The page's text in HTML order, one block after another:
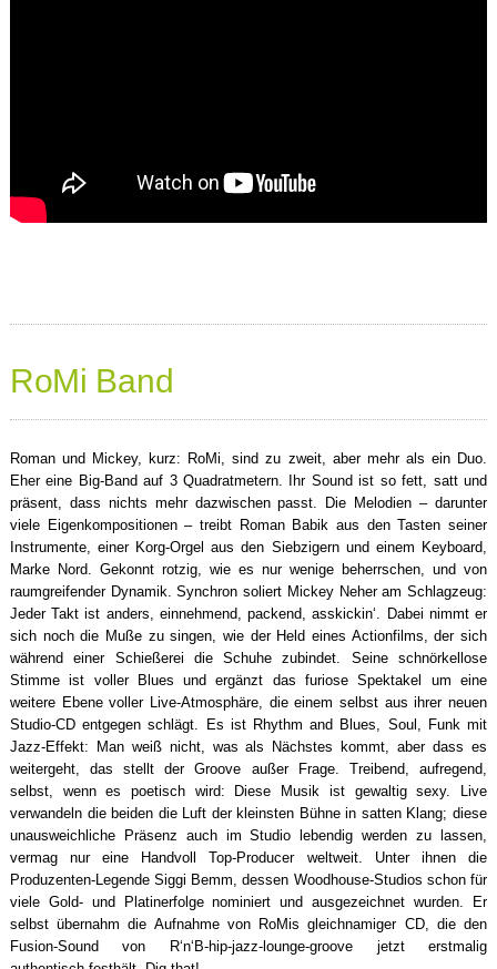
RoMi Band
Roman und Mickey, kurz: RoMi, sind zu zweit, aber mehr als ein Duo.
Eher eine Big-Band auf 3 Quadratmetern. Ihr Sound ist so fett, satt und
präsent, dass nichts mehr dazwischen passt. Die Melodien – darunter
viele Eigenkompositionen – treibt Roman Babik aus den Tasten seiner
Instrumente, einer Korg-Orgel aus den Siebzigern und einem Keyboard,
Marke Nord. Gekonnt rotzig, wie es nur wenige beherrschen, und von
raumgreifender Dynamik. Synchron soliert Mickey Neher am Schlagzeug:
Jeder Takt ist anders, einnehmend, packend, asskickin‘. Dabei nimmt er
sich noch die Muße zu singen, wie der Held eines Actionfilms, der sich
während einer Schießerei die Schuhe zubindet. Seine schnörkellose
Stimme ist voller Blues und ergänzt das furiose Spektakel um eine
weitere Ebene voller Live-Atmosphäre, die einem selbst aus ihrer neuen
Studio-CD entgegen schlägt. Es ist Rhythm and Blues, Soul, Funk mit
Jazz-Effekt: Man weiß nicht, was als Nächstes kommt, aber dass es
weitergeht, das stellt der Groove außer Frage. Treibend, aufregend,
selbst, wenn es poetisch wird: Diese Musik ist gewaltig sexy. Live
verwandeln die beiden die Luft der kleinsten Bühne in satten Klang; diese
unausweichliche Präsenz auch im Studio lebendig werden zu lassen,
vermag nur eine Handvoll Top-Producer weltweit. Unter ihnen die
Produzenten-Legende Siggi Bemm, dessen Woodhouse-Studios schon für
viele Gold- und Platinerfolge nominiert und ausgezeichnet wurden. Er
selbst übernahm die Aufnahme von RoMis gleichnamiger CD, die den
Fusion-Sound von R‘n‘B-hip-jazz-lounge-groove jetzt erstmalig